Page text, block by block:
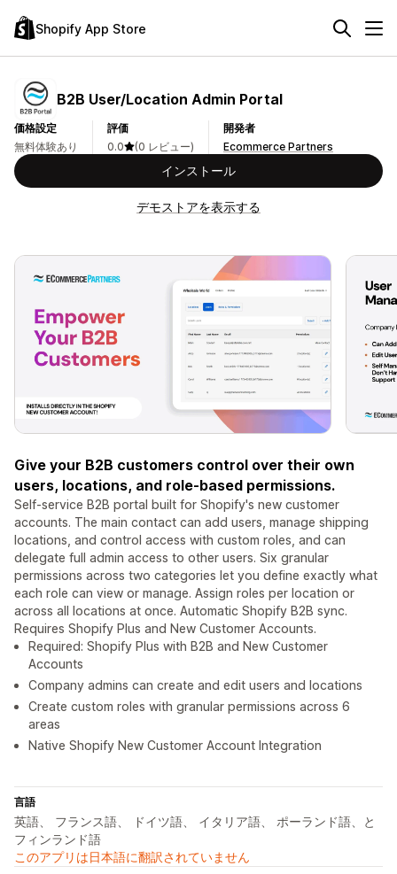
Shopify App Store
B2B User/Location Admin Portal
価格設定
無料体験あり
評価
0.0
(0 レビュー)
開発者
Ecommerce Partners
インストール
デモストアを表示する
Give your B2B customers control over their own
users, locations, and role-based permissions.
Self-service B2B portal built for Shopify's new customer
accounts. The main contact can add users, manage shipping
locations, and control access with custom roles, and can
delegate full admin access to other users. Six granular
permissions across two categories let you define exactly what
each role can view or manage. Assign roles per location or
across all locations at once. Automatic Shopify B2B sync.
Requires Shopify Plus and New Customer Accounts.
Required: Shopify Plus with B2B and New Customer
Accounts
Company admins can create and edit users and locations
Create custom roles with granular permissions across 6
areas
Native Shopify New Customer Account Integration
言語
英語、 フランス語、 ドイツ語、 イタリア語、 ポーランド語、と
フィンランド語
このアプリは日本語に翻訳されていません